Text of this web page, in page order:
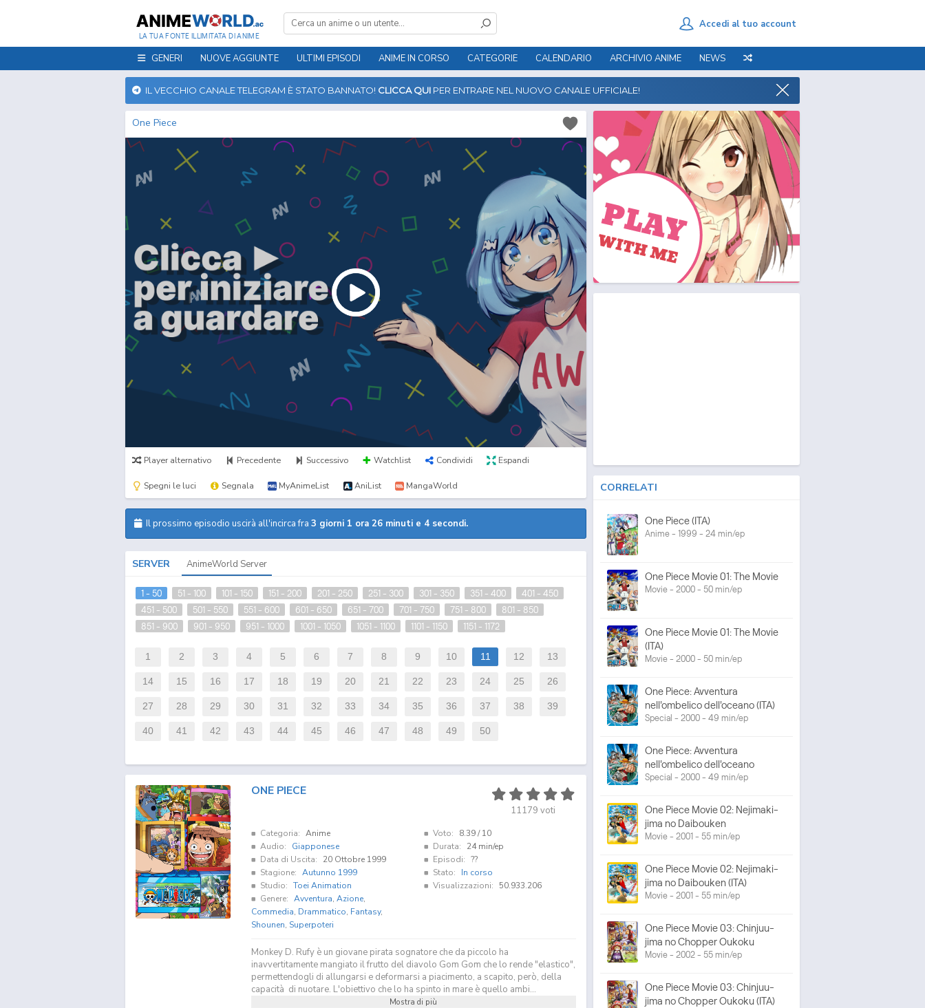
LA TUA FONTE ILLIMITATA DI ANIME
Accedi al tuo account
GENERI NUOVE AGGIUNTE ULTIMI EPISODI ANIME IN CORSO CATEGORIE CALENDARIO ARCHIVIO ANIME NEWS
IL VECCHIO CANALE TELEGRAM È STATO BANNATO! CLICCA QUI PER ENTRARE NEL NUOVO CANALE UFFICIALE!
One Piece
Player alternativo Precedente Successivo Watchlist Condividi Espandi
Spegni le luci Segnala MyAnimeList AniList MangaWorld
Il prossimo episodio uscirà all'incirca fra 3 giorni 1 ora 26 minuti e 4 secondi.
SERVER AnimeWorld Server
1 - 50 51 - 100 101 - 150 151 - 200 201 - 250 251 - 300 301 - 350 351 - 400
401 - 450
451 - 500
501 - 550 551 - 600 601 - 650 651 - 700 701 - 750 751 - 800
801 - 850
851 - 900
901 - 950 951 - 1000 1001 - 1050 1051 - 1100 1101 - 1150 1151 - 1172
1 2 3 4 5 6 7 8 9 10 11 12 13
14 15 16 17 18 19 20 21 22 23 24 25 26
27 28 29 30 31 32 33 34 35 36 37 38 39
40 41 42 43 44 45 46 47 48 49 50
ONE PIECE
11179 voti
Categoria: Anime
Audio:
Giapponese
Data di Uscita:
20 Ottobre 1999
Stagione: Autunno 1999
Studio: Toei Animation
Genere: Avventura, Azione,
Commedia, Drammatico, Fantasy,
Shounen, Superpoteri
Voto: 8.39/ 10
Durata:
24 min/ep
Episodi: ??
Stato:
In corso
Visualizzazioni:
50.933.206
Monkey D. Rufy è un giovane pirata sognatore che da piccolo ha
inavvertitamente mangiato il frutto del diavolo Gom Gom che lo rende "elastico",
permettendogli di allungarsi e deformarsi a piacimento, a scapito, però, della
capacità di nuotare. L'obiettivo che lo ha spinto in mare è quello ambi...
Mostra di più
CORRELATI
One Piece (ITA)
Anime - 1999 - 24 min/ep
One Piece Movie 01: The Movie
Movie - 2000 - 50 min/ep
One Piece Movie 01: The Movie
(ITA)
Movie - 2000 - 50 min/ep
One Piece: Avventura
nell'ombelico dell'oceano (ITA)
Special - 2000 - 49 min/ep
One Piece: Avventura
nell'ombelico dell'oceano
Special - 2000 - 49 min/ep
One Piece Movie 02: Nejimaki-
jima no Daibouken
Movie - 2001 - 55 min/ep
One Piece Movie 02: Nejimaki-
jima no Daibouken (ITA)
Movie - 2001 - 55 min/ep
One Piece Movie 03: Chinjuu-
jima no Chopper Oukoku
Movie - 2002 - 55 min/ep
One Piece Movie 03: Chinjuu-
jima no Chopper Oukoku (ITA)